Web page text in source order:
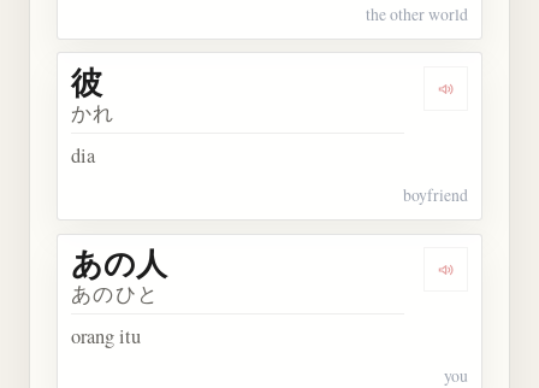
the other world
Dengarkan
彼
かれ
dia
boyfriend
Dengarkan
あの人
あのひと
orang itu
you